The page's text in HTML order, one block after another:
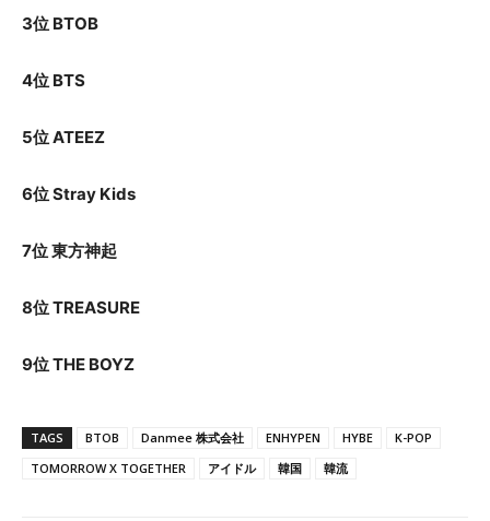
3位 BTOB
4位 BTS
5位 ATEEZ
6位 Stray Kids
7位 東方神起
8位 TREASURE
9位 THE BOYZ
TAGS BTOB Danmee 株式会社 ENHYPEN HYBE
K-POP
TOMORROW X TOGETHER
アイドル 韓国 韓流